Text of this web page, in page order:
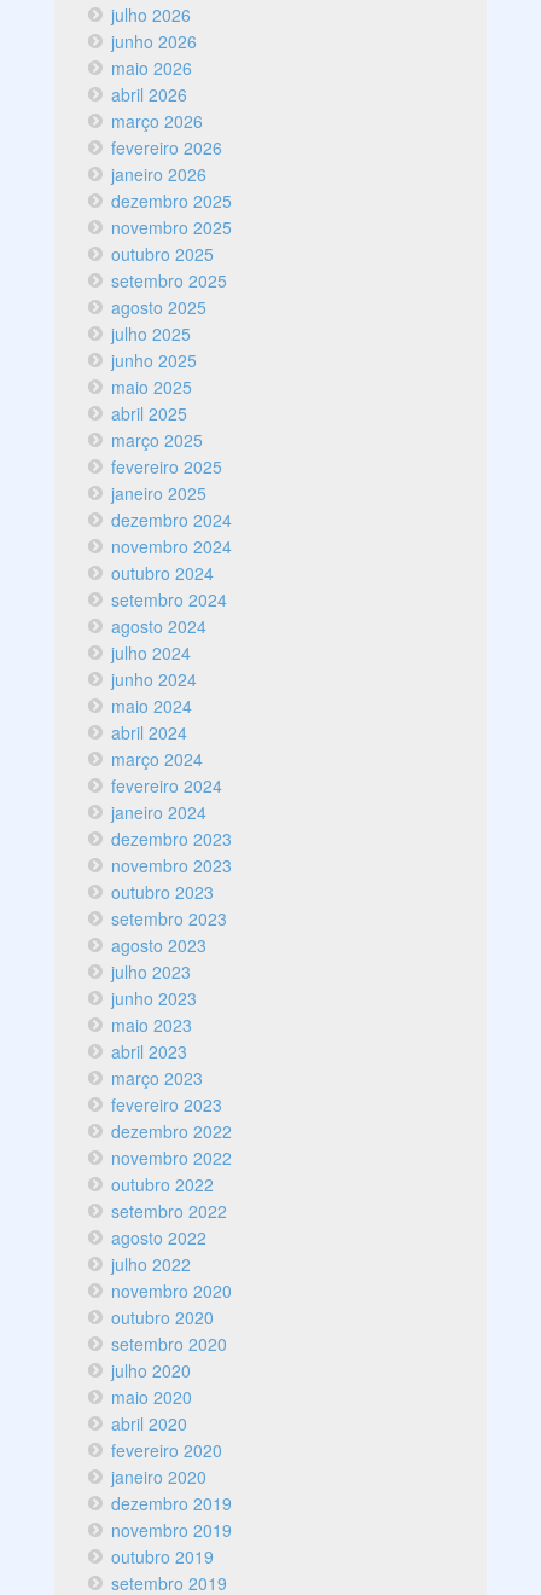
julho 2026
junho 2026
maio 2026
abril 2026
março 2026
fevereiro 2026
janeiro 2026
dezembro 2025
novembro 2025
outubro 2025
setembro 2025
agosto 2025
julho 2025
junho 2025
maio 2025
abril 2025
março 2025
fevereiro 2025
janeiro 2025
dezembro 2024
novembro 2024
outubro 2024
setembro 2024
agosto 2024
julho 2024
junho 2024
maio 2024
abril 2024
março 2024
fevereiro 2024
janeiro 2024
dezembro 2023
novembro 2023
outubro 2023
setembro 2023
agosto 2023
julho 2023
junho 2023
maio 2023
abril 2023
março 2023
fevereiro 2023
dezembro 2022
novembro 2022
outubro 2022
setembro 2022
agosto 2022
julho 2022
novembro 2020
outubro 2020
setembro 2020
julho 2020
maio 2020
abril 2020
fevereiro 2020
janeiro 2020
dezembro 2019
novembro 2019
outubro 2019
setembro 2019